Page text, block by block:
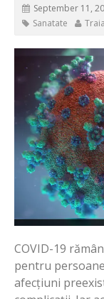
September 11,
Sanatate
COVID-19
pentru
afecțiuni